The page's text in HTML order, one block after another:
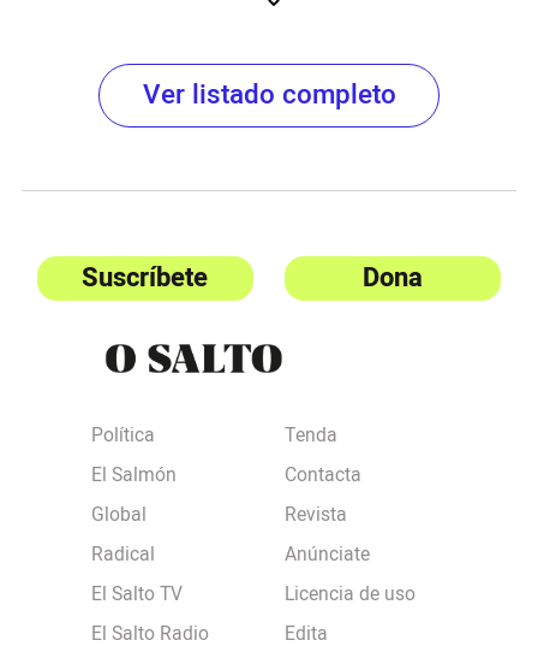
Ver listado completo
Suscríbete Dona
Política
El Salmón
Global
Radical
El Salto TV
El Salto Radio
Tenda
Contacta
Revista
Anúnciate
Licencia de uso
Edita